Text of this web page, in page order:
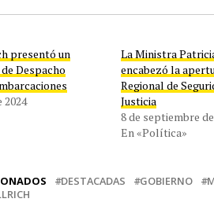
presentó un
Despacho
2024
La Ministra
encabezó la
Regional de
Justicia
8 de septiembre
En «Política»
DESTACADAS GOBIERNO